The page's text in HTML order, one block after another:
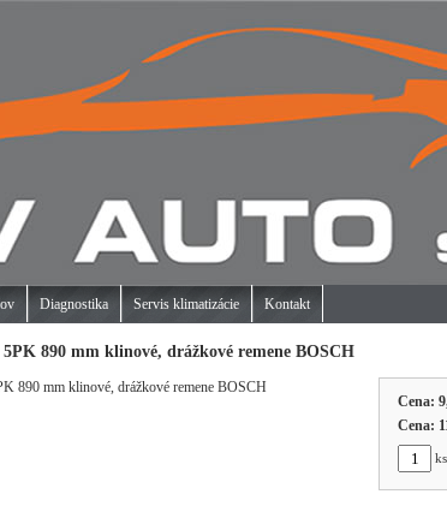
Diagnostika Servis klimatizácie Kontakt
890 mm klinové, drážkové remene BOSCH
Cena:
Cena:
ks